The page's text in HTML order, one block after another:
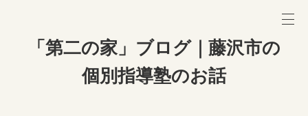
「第二の家」ブログ｜藤沢市の
個別指導塾のお話